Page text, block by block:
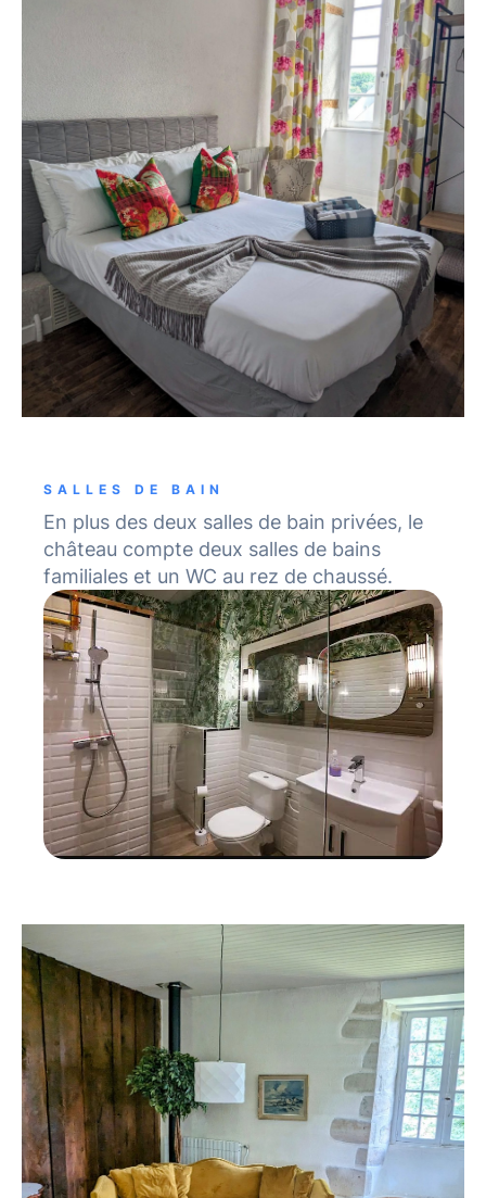
SALLES DE BAIN
En plus des deux salles de bain privées, le
château compte deux salles de bains
familiales et un WC au rez de chaussé.